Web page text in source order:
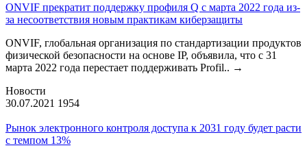
ONVIF прекратит поддержку профиля Q с марта 2022 года из-
за несоответствия новым практикам киберзащиты
ONVIF, глобальная организация по стандартизации продуктов
физической безопасности на основе IP, объявила, что с 31
марта 2022 года перестает поддерживать Profil.. →
Новости
30.07.2021 1954
Рынок электронного контроля доступа к 2031 году будет расти
с темпом 13%